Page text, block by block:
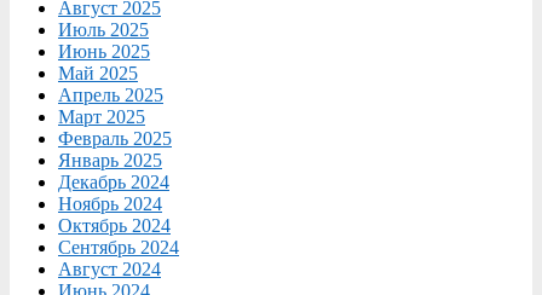
Август 2025
Июль 2025
Июнь 2025
Май 2025
Апрель 2025
Март 2025
Февраль 2025
Январь 2025
Декабрь 2024
Ноябрь 2024
Октябрь 2024
Сентябрь 2024
Август 2024
Июнь 2024